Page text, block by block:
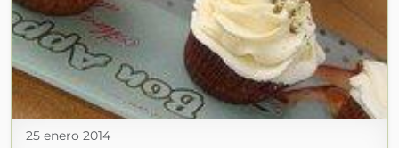
25 enero 2014